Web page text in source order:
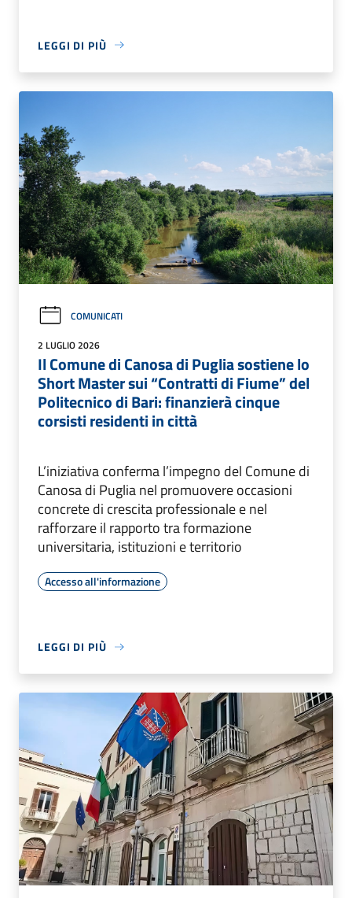
LEGGI DI PIÙ
COMUNICATI
2 LUGLIO 2026
Il Comune di Canosa di Puglia sostiene lo
Short Master sui “Contratti di Fiume” del
Politecnico di Bari: finanzierà cinque
corsisti residenti in città
L’iniziativa conferma l’impegno del Comune di
Canosa di Puglia nel promuovere occasioni
concrete di crescita professionale e nel
rafforzare il rapporto tra formazione
universitaria, istituzioni e territorio
Accesso all'informazione
LEGGI DI PIÙ